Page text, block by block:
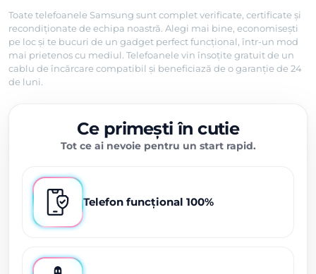
Toate telefoanele Samsung sunt complet verificate, certificate și
recondiționate de echipa noastră. Alegi mai bine, economisești
pe loc și te bucuri de un gadget perfect funcțional, într-un mod
mai prietenos cu mediul. Telefoanele vin însoțite gratuit de un
cablu de încărcare compatibil și beneficiază de o garanție de 24
de luni.
Ce primești în cutie
Tot ce ai nevoie pentru un start rapid.
Telefon funcțional 100%